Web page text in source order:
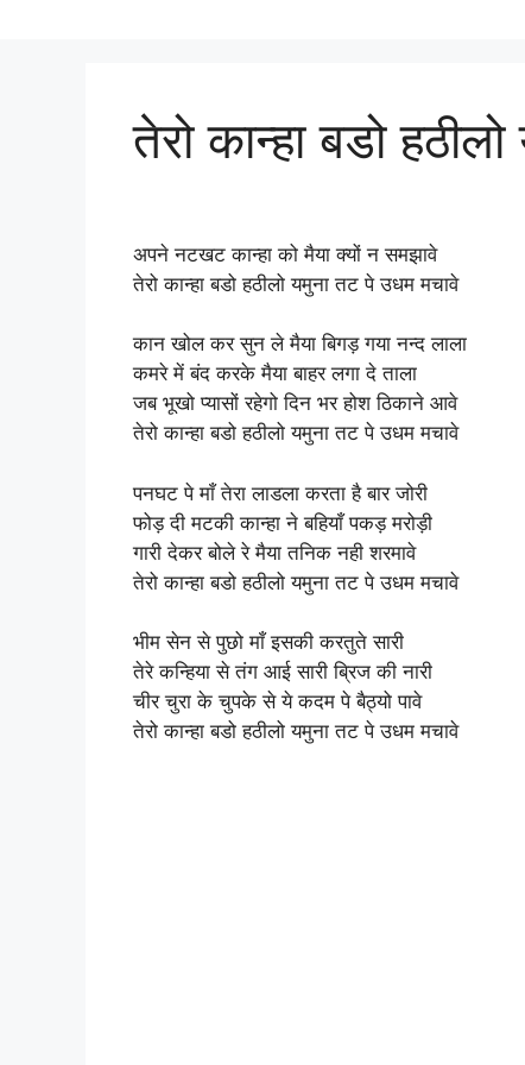
तेरो कान्हा बडो
अपने नटखट कान्हा को मैया क्यों न समझावे
तेरो कान्हा बडो हठीलो यमुना तट पे उधम मचावे
कान खोल कर सुन ले मैया बिगड़ गया नन्द लाला
कमरे में बंद करके मैया बाहर लगा दे ताला
जब भूखो प्यासों रहेगो दिन भर होश ठिकाने आवे
तेरो कान्हा बडो हठीलो यमुना तट पे उधम मचावे
पनघट पे माँ तेरा लाडला करता है बार जोरी
फोड़ दी मटकी कान्हा ने बहियाँ पकड़ मरोड़ी
गारी देकर बोले रे मैया तनिक नही शरमावे
तेरो कान्हा बडो हठीलो यमुना तट पे उधम मचावे
भीम सेन से पुछो माँ इसकी करतुते सारी
तेरे कन्हिया से तंग आई सारी ब्रिज की नारी
चीर चुरा के चुपके से ये कदम पे बैठ्यो पावे
तेरो कान्हा बडो हठीलो यमुना तट पे उधम मचावे